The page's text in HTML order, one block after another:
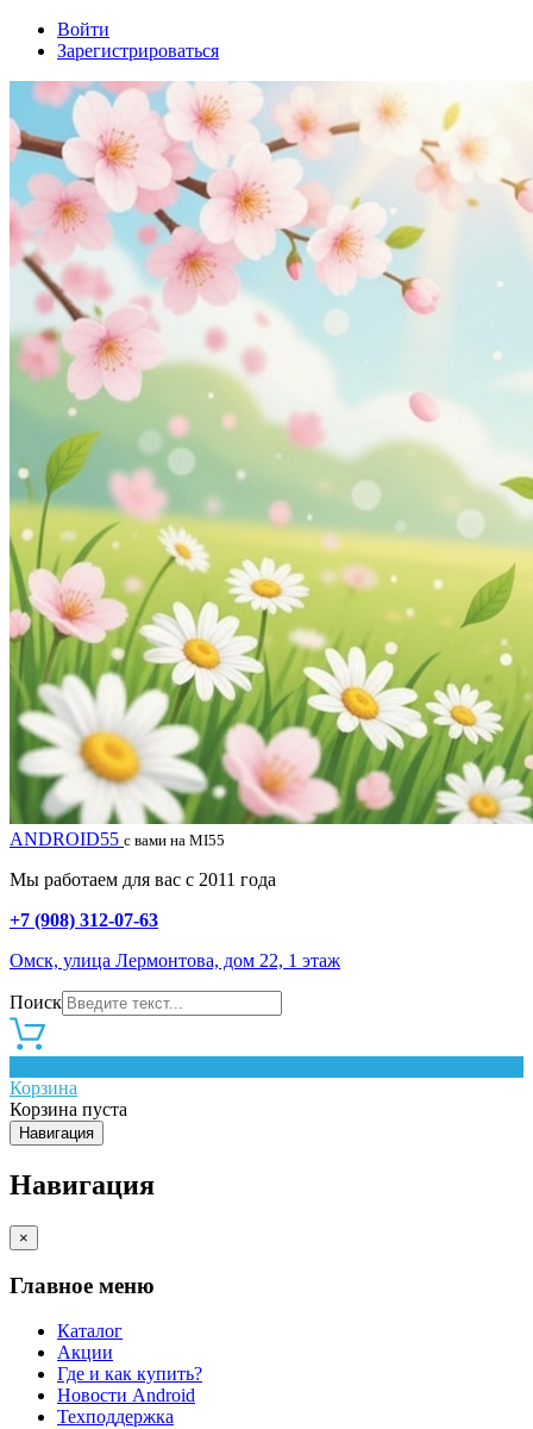
Войти
Зарегистрироваться
ANDROID55 с вами на MI55
Мы работаем для вас с 2011 года
+7 (908) 312-07-63
Омск, улица Лермонтова, дом 22, 1 этаж
Поиск
Корзина
Корзина пуста
Навигация
Навигация
×
Главное меню
Каталог
Акции
Где и как купить?
Новости Android
Техподдержка